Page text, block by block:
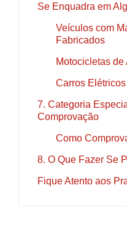
Se Enquadra em
Veículos com
Fabricados
Motocicletas de
Carros Elétricos
7. Categoria
Comprovação
Como
8. O Que Fazer Se
Fique Atento aos